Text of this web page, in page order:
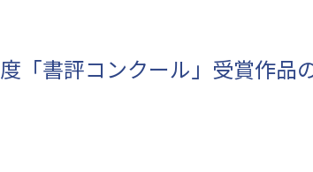
度「書評コンクール」受賞作品